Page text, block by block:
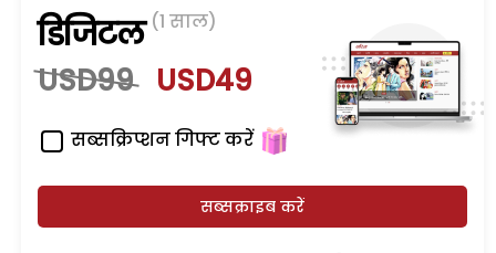
डिजिटल (1 साल)
USD99 USD49
सब्सक्रिप्शन गिफ्ट करें
सब्सक्राइब करें